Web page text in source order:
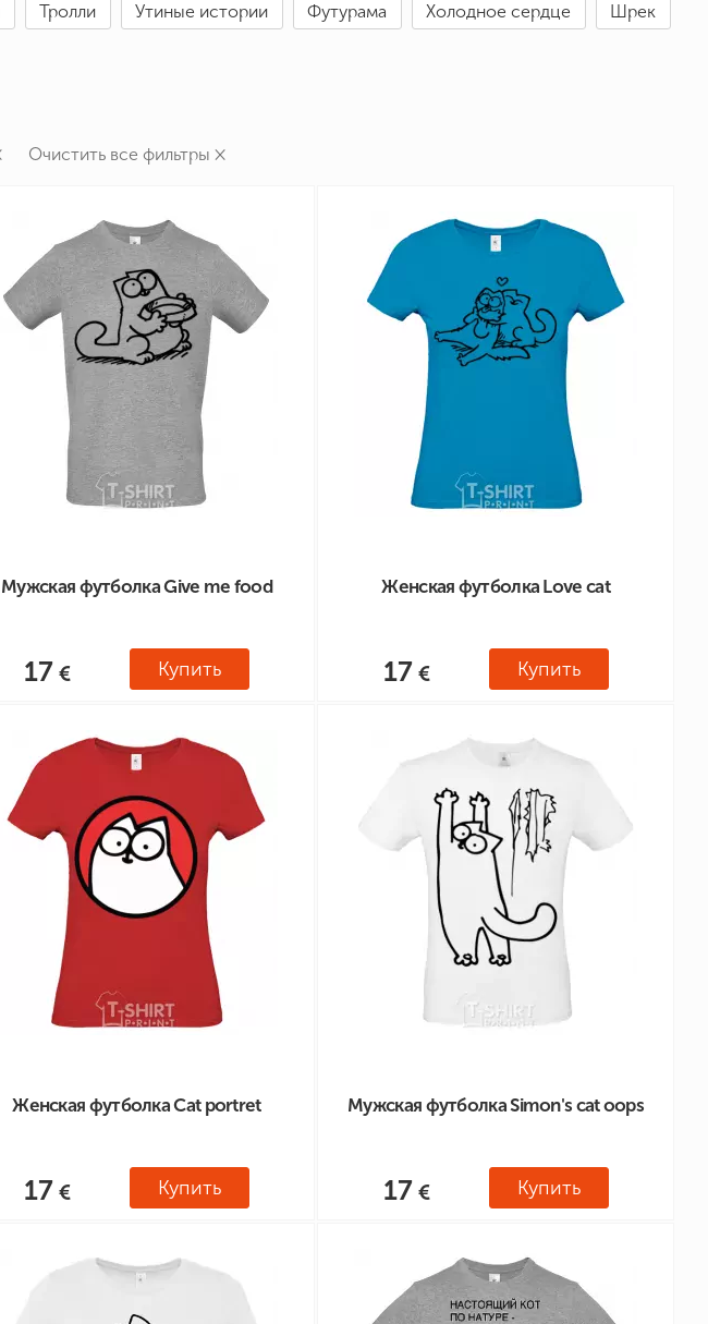
Тролли Утиные истории Футурама Холодное сердце Шрек
Очистить все фильтры ×
Мужская футболка Give me food
17 Купить
Женская футболка Love cat
17 Купить
Женская футболка Cat portret
17 Купить
Мужская футболка Simon's cat oops
17 Купить